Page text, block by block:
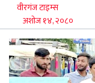
वीरगंज टाइम्स
अशोज १४, २०८०